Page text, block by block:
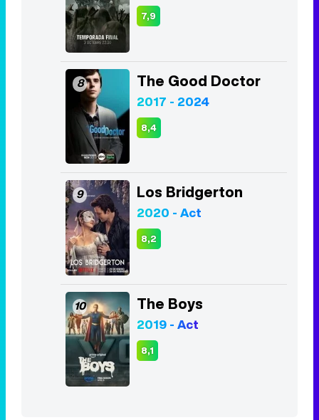
7,9
8 The Good Doctor
2017 - 2024
8,4
9 Los Bridgerton
2020 - Act
8,2
10 The Boys
2019 - Act
8,1